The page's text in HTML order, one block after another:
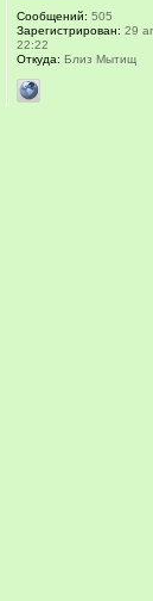
Сообщений: 505
Зарегистрирован: 29
22:22
Откуда: Близ Мытищ